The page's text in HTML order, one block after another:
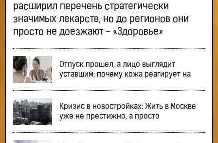
расширил перечень стратегически
значимых лекарств, но до регионов они
просто не доезжают - «Здоровье»
Отпуск прошел, а лицо выглядит
уставшим: почему кожа реагирует на
Кризис в новостройках: Жить в Москве
уже не престижно, а просто